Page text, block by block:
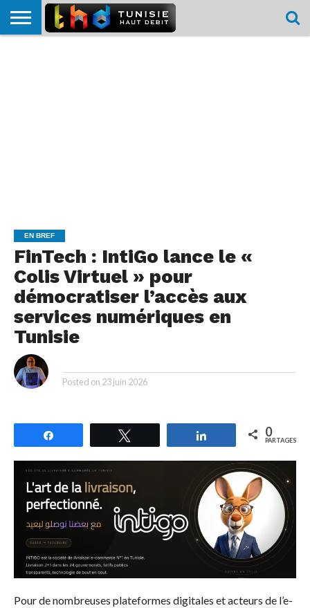
EN BREF
FinTech : IntiGo lance le «
Colis Virtuel » pour
démocratiser l’accès aux
services numériques en
Tunisie
Posted on 23 juin 2026
Partagez 0
PARTAGES
Pour de nombreuses plateformes digitales et acteurs de l’e-